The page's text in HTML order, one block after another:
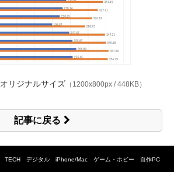
オリジナルサイズ （1200x800px / 448KB）
記事に戻る
TECH デジタル iPhone/Mac ゲーム・ホビー 自作PC